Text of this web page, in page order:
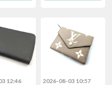
12:46 2026-08-03 10:57